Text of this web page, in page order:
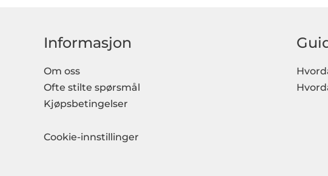
Informasjon
Om oss
Ofte stilte spørsmål
Kjøpsbetingelser
Cookie-innstillinger